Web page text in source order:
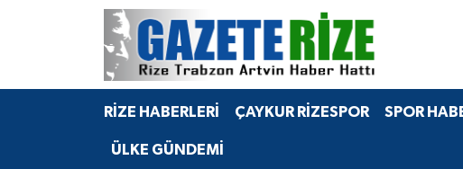
RİZE HABERLERİ ÇAYKUR RİZESPOR SPOR
ÜLKE GÜNDEMİ
BÖLGEMİZ
Merkez Nöbetçi Eczaneler
Merkez Hava Durumu
Merkez Trafik Yoğunluk Haritası